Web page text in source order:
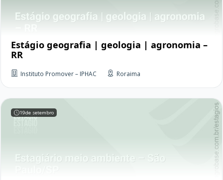
Estágio geografia | geologia | agronomia –
RR
Instituto Promover – IPHAC Roraima
19de setembro